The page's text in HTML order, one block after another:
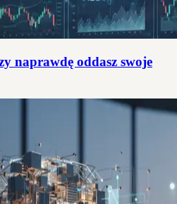
naprawdę oddasz swoje